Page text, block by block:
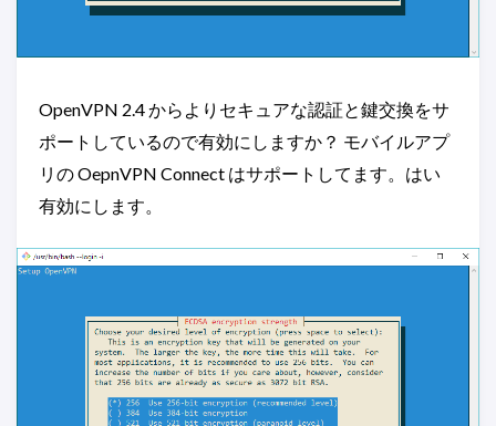
OpenVPN 2.4 からよりセキュアな認証と鍵交換をサ
ポートしているので有効にしますか？ モバイルアプ
リの OepnVPN Connect はサポートしてます。はい
有効にします。